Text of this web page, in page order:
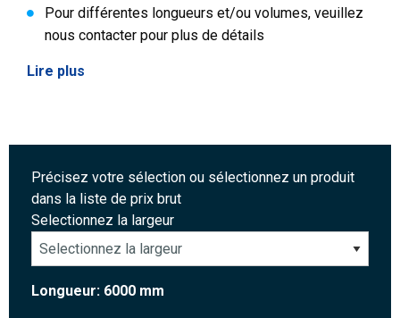
Pour différentes longueurs et/ou volumes, veuillez
nous contacter pour plus de détails
Lire plus
Précisez votre sélection ou sélectionnez un produit
dans la liste de prix brut
Selectionnez la largeur
Longueur: 6000 mm